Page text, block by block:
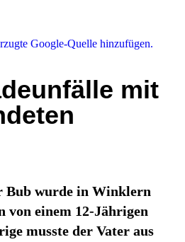
Google-Quelle hinzufügen.
mit
Bub wurde in Winklern
von einem 12-Jährigen
musste der Vater aus